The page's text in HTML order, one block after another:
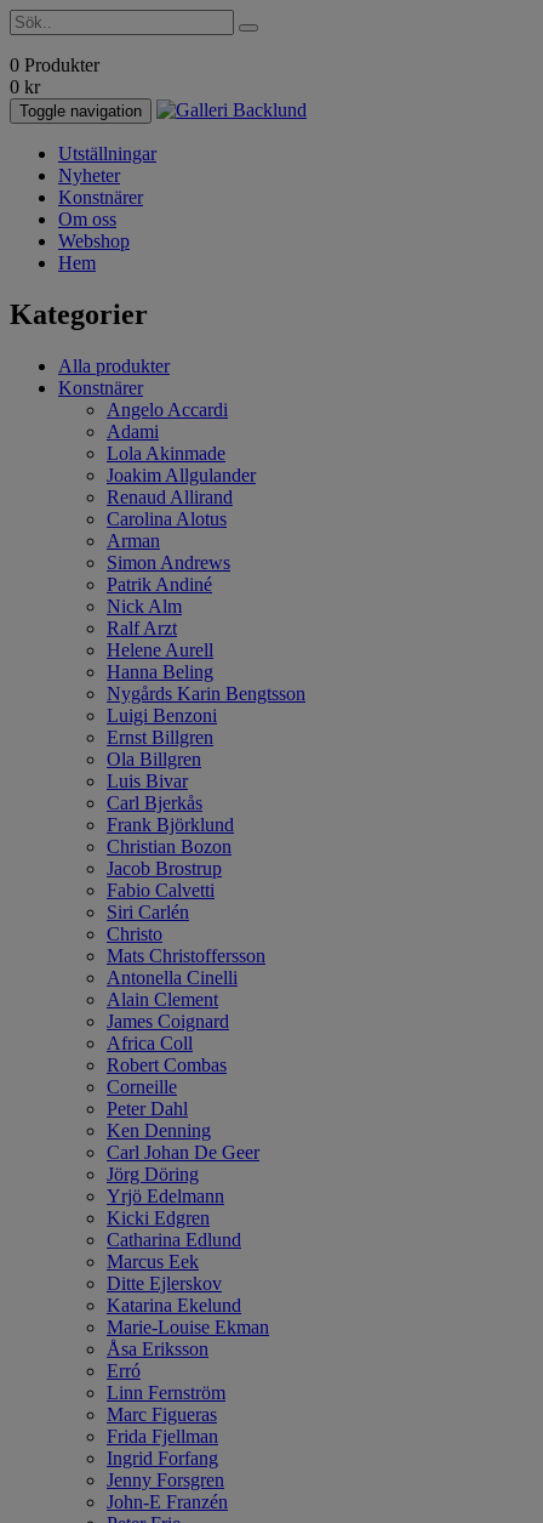
0 Produkter
0 kr
Toggle navigation
Utställningar
Nyheter
Konstnärer
Om oss
Webshop
Hem
Kategorier
Alla produkter
Konstnärer
Angelo Accardi
Adami
Lola Akinmade
Joakim Allgulander
Renaud Allirand
Carolina Alotus
Arman
Simon Andrews
Patrik Andiné
Nick Alm
Ralf Arzt
Helene Aurell
Hanna Beling
Nygårds Karin Bengtsson
Luigi Benzoni
Ernst Billgren
Ola Billgren
Luis Bivar
Carl Bjerkås
Frank Björklund
Christian Bozon
Jacob Brostrup
Fabio Calvetti
Siri Carlén
Christo
Mats Christoffersson
Antonella Cinelli
Alain Clement
James Coignard
Africa Coll
Robert Combas
Corneille
Peter Dahl
Ken Denning
Carl Johan De Geer
Jörg Döring
Yrjö Edelmann
Kicki Edgren
Catharina Edlund
Marcus Eek
Ditte Ejlerskov
Katarina Ekelund
Marie-Louise Ekman
Åsa Eriksson
Erró
Linn Fernström
Marc Figueras
Frida Fjellman
Ingrid Forfang
Jenny Forsgren
John-E Franzén